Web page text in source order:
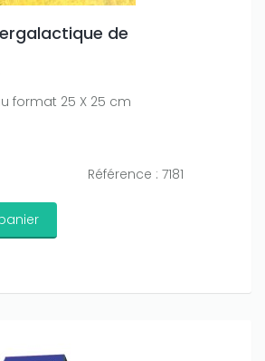
de
format 25 X 25 cm
Référence : 7181